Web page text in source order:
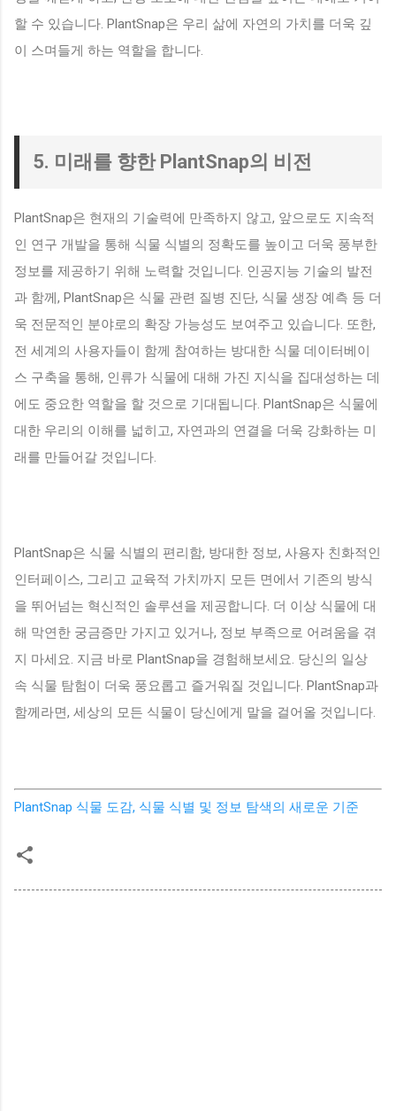
할 수 있습니다. PlantSnap은 우리 삶에 자연의 가치를 더욱 깊
이 스며들게 하는 역할을 합니다.
5. 미래를 향한 PlantSnap의 비전
PlantSnap은 현재의 기술력에 만족하지 않고, 앞으로도 지속적
인 연구 개발을 통해 식물 식별의 정확도를 높이고 더욱 풍부한
정보를 제공하기 위해 노력할 것입니다. 인공지능 기술의 발전
과 함께, PlantSnap은 식물 관련 질병 진단, 식물 생장 예측 등 더
욱 전문적인 분야로의 확장 가능성도 보여주고 있습니다. 또한,
전 세계의 사용자들이 함께 참여하는 방대한 식물 데이터베이
스 구축을 통해, 인류가 식물에 대해 가진 지식을 집대성하는 데
에도 중요한 역할을 할 것으로 기대됩니다. PlantSnap은 식물에
대한 우리의 이해를 넓히고, 자연과의 연결을 더욱 강화하는 미
래를 만들어갈 것입니다.
PlantSnap은 식물 식별의 편리함, 방대한 정보, 사용자 친화적인
인터페이스, 그리고 교육적 가치까지 모든 면에서 기존의 방식
을 뛰어넘는 혁신적인 솔루션을 제공합니다. 더 이상 식물에 대
해 막연한 궁금증만 가지고 있거나, 정보 부족으로 어려움을 겪
지 마세요. 지금 바로 PlantSnap을 경험해보세요. 당신의 일상
속 식물 탐험이 더욱 풍요롭고 즐거워질 것입니다. PlantSnap과
함께라면, 세상의 모든 식물이 당신에게 말을 걸어올 것입니다.
PlantSnap 식물 도감, 식물 식별 및 정보 탐색의 새로운 기준